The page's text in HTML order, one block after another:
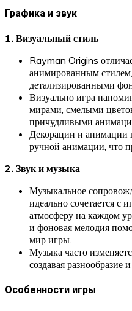
Графика и звук
1. Визуальный стиль
Rayman Origins
анимированным
детализированными
Визуально игра
мирами, смелыми
причудливыми
Декорации и анимации
ручной анимации, что
2. Звук и музыка
Музыкальное
идеально сочетается с
атмосферу на каждом
и фоновая мелодия
мир игры.
Музыка часто
создавая
Особенности игры